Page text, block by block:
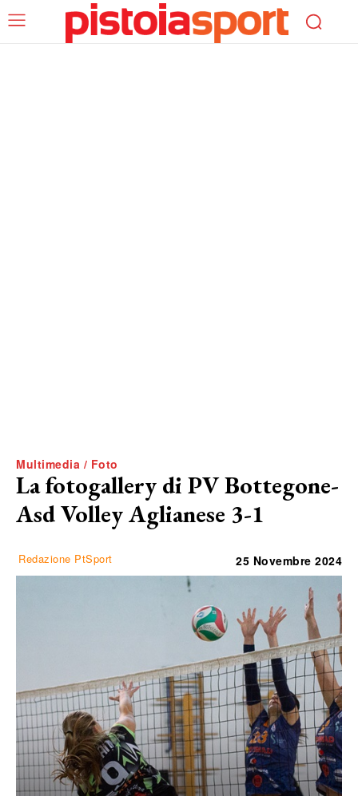
Multimedia / Foto
La fotogallery di PV Bottegone-
Asd Volley Aglianese 3-1
Redazione PtSport 25 Novembre 2024